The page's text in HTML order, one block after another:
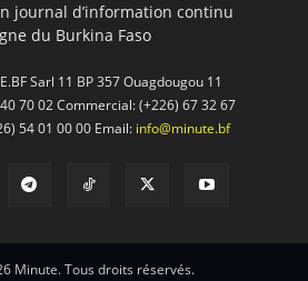
journal d’information continu
du Burkina Faso
Sarl 11 BP 357 Ouagdougou 11
70 02 Commercial: (+226) 67 32 67
54 01 00 00 Email: info@minute.bf
Minute. Tous droits réservés.